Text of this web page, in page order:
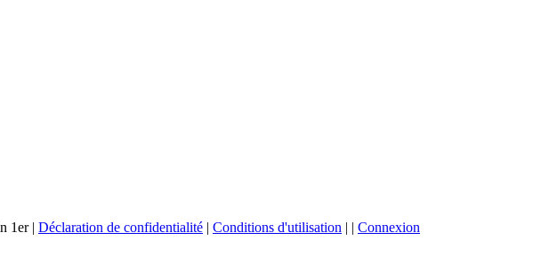
1er | Déclaration de confidentialité | Conditions d'utilisation | | Connexion